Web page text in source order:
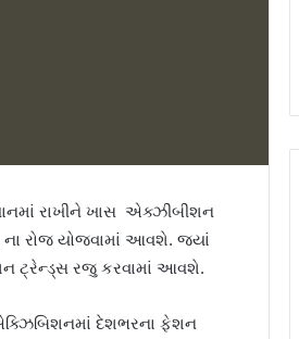
રાખીને ખાસ એક્ઝીબીશન
રોજ યોજવામાં આવશે. જ્યાં
ટ્રેન્ડ્સ રજુ કરવામાં આવશે.
દેશભરના ફેશન